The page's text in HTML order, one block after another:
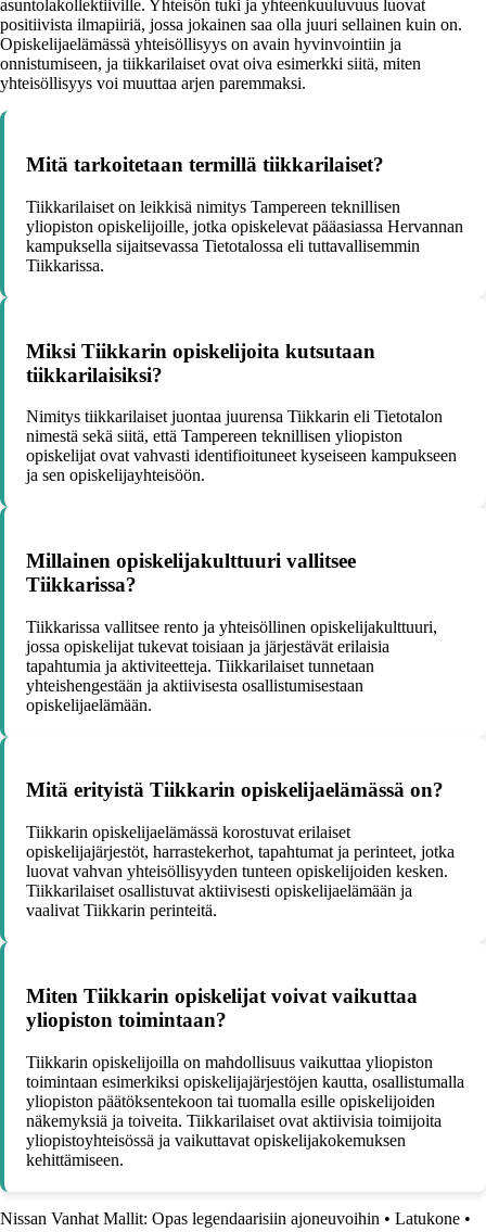
asuntolakollektiiville. Yhteisön tuki ja yhteenkuuluvuus luovat
positiivista ilmapiiriä, jossa jokainen saa olla juuri sellainen kuin on.
Opiskelijaelämässä yhteisöllisyys on avain hyvinvointiin ja
onnistumiseen, ja tiikkarilaiset ovat oiva esimerkki siitä, miten
yhteisöllisyys voi muuttaa arjen paremmaksi.
Mitä tarkoitetaan termillä tiikkarilaiset?
Tiikkarilaiset on leikkisä nimitys Tampereen teknillisen
yliopiston opiskelijoille, jotka opiskelevat pääasiassa Hervannan
kampuksella sijaitsevassa Tietotalossa eli tuttavallisemmin
Tiikkarissa.
Miksi Tiikkarin opiskelijoita kutsutaan
tiikkarilaisiksi?
Nimitys tiikkarilaiset juontaa juurensa Tiikkarin eli Tietotalon
nimestä sekä siitä, että Tampereen teknillisen yliopiston
opiskelijat ovat vahvasti identifioituneet kyseiseen kampukseen
ja sen opiskelijayhteisöön.
Millainen opiskelijakulttuuri vallitsee
Tiikkarissa?
Tiikkarissa vallitsee rento ja yhteisöllinen opiskelijakulttuuri,
jossa opiskelijat tukevat toisiaan ja järjestävät erilaisia
tapahtumia ja aktiviteetteja. Tiikkarilaiset tunnetaan
yhteishengestään ja aktiivisesta osallistumisestaan
opiskelijaelämään.
Mitä erityistä Tiikkarin opiskelijaelämässä on?
Tiikkarin opiskelijaelämässä korostuvat erilaiset
opiskelijajärjestöt, harrastekerhot, tapahtumat ja perinteet, jotka
luovat vahvan yhteisöllisyyden tunteen opiskelijoiden kesken.
Tiikkarilaiset osallistuvat aktiivisesti opiskelijaelämään ja
vaalivat Tiikkarin perinteitä.
Miten Tiikkarin opiskelijat voivat vaikuttaa
yliopiston toimintaan?
Tiikkarin opiskelijoilla on mahdollisuus vaikuttaa yliopiston
toimintaan esimerkiksi opiskelijajärjestöjen kautta, osallistumalla
yliopiston päätöksentekoon tai tuomalla esille opiskelijoiden
näkemyksiä ja toiveita. Tiikkarilaiset ovat aktiivisia toimijoita
yliopistoyhteisössä ja vaikuttavat opiskelijakokemuksen
kehittämiseen.
Nissan Vanhat Mallit: Opas legendaarisiin ajoneuvoihin • Latukone •